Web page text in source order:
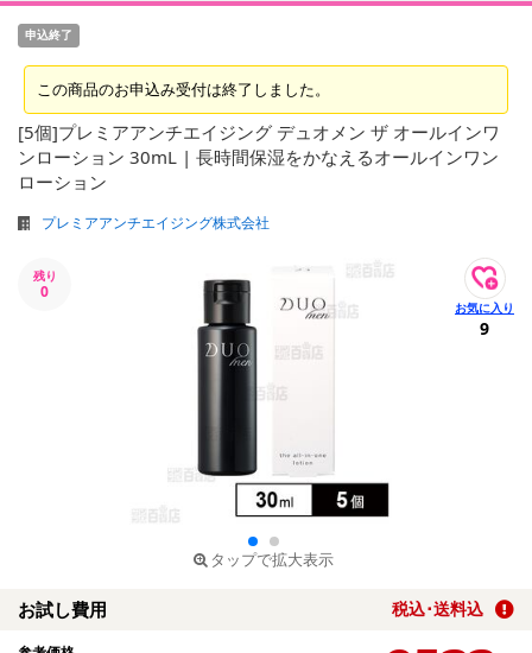
申込終了
この商品のお申込み受付は終了しました。
[5個]プレミアアンチエイジング デュオメン ザ オールインワ
ンローション 30mL | 長時間保湿をかなえるオールインワン
ローション
プレミアアンチエイジング株式会社
残り
0
タップで拡大表示
9
お試し費用 税込･送料込